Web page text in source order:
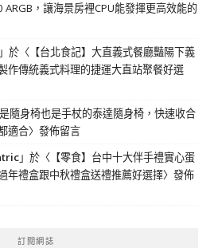
，讓海景房裡CPU能發揮更高效能的
」於〈 【台北食記】大直義式餐廳豔陽下義
作傳統義式料理的捷運大直站聚餐好選
是隨身椅也是手杖的泰達隨身椅，快速收合
適合〉發佈留言
」於〈 【零食】台中十大伴手禮實心蛋
年禮盒跟中秋禮盒送禮推薦好選擇〉發佈
訂閱網誌